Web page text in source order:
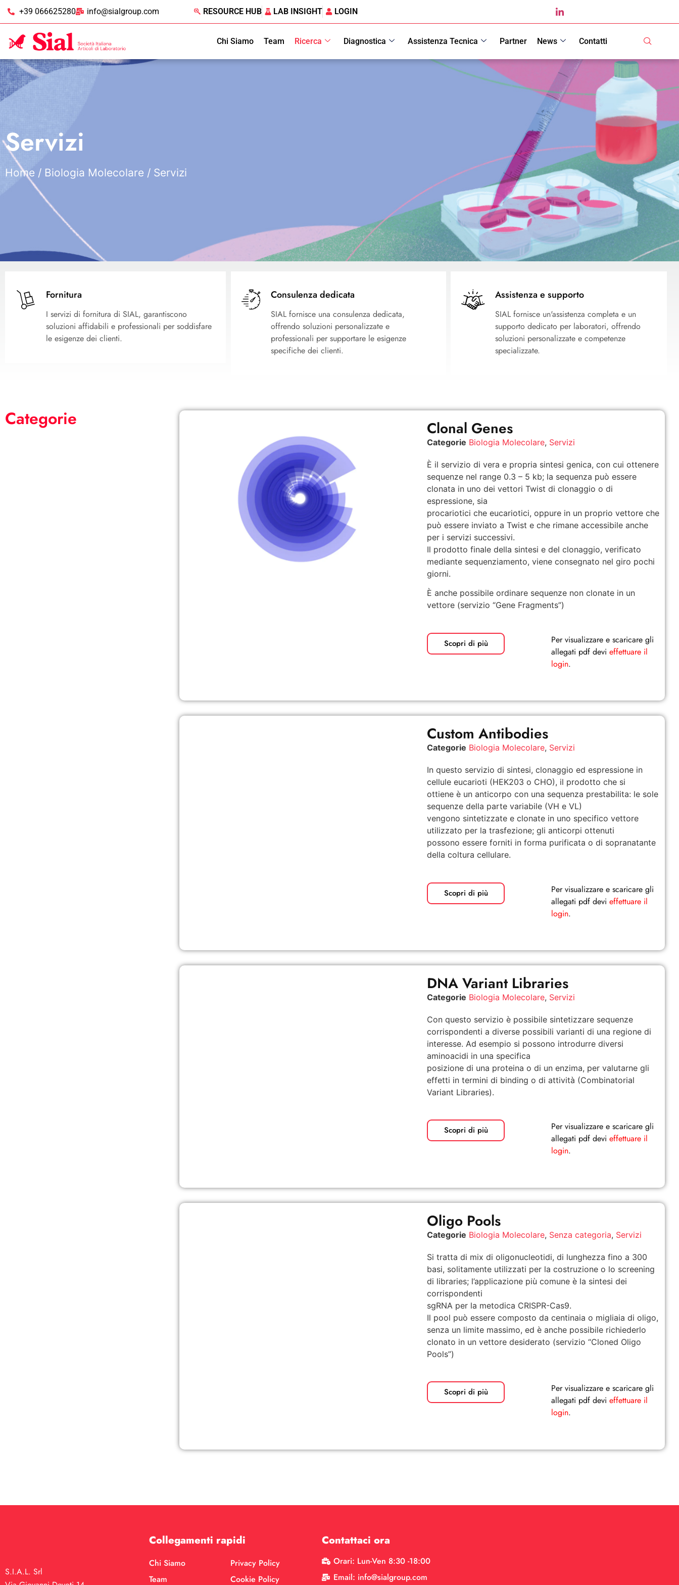
+39 066625280 info@sialgroup.com RESOURCE HUB LAB INSIGHT LOGIN
Chi Siamo Team Ricerca Diagnostica Assistenza Tecnica Partner News Contatti
Servizi
Home / Biologia Molecolare / Servizi
Fornitura
I servizi di fornitura di SIAL, garantiscono
soluzioni affidabili e professionali per soddisfare
le esigenze dei clienti.
Consulenza dedicata
SIAL fornisce una consulenza dedicata,
offrendo soluzioni personalizzate e
professionali per supportare le esigenze
specifiche dei clienti.
Assistenza e supporto
SIAL fornisce un'assistenza completa e un
supporto dedicato per laboratori, offrendo
soluzioni personalizzate e competenze
specializzate.
Categorie Clonal Genes
Categorie Biologia Molecolare, Servizi
È il servizio di vera e propria sintesi genica, con cui ottenere
sequenze nel range 0.3 – 5 kb; la sequenza può essere
clonata in uno dei vettori Twist di clonaggio o di
espressione, sia
procariotici che eucariotici, oppure in un proprio vettore che
può essere inviato a Twist e che rimane accessibile anche
per i servizi successivi.
Il prodotto finale della sintesi e del clonaggio, verificato
mediante sequenziamento, viene consegnato nel giro pochi
giorni.
È anche possibile ordinare sequenze non clonate in un
vettore (servizio “Gene Fragments”)
Scopri di più
Per visualizzare e scaricare gli
allegati pdf devi effettuare il
login.
Custom Antibodies
Categorie Biologia Molecolare, Servizi
In questo servizio di sintesi, clonaggio ed espressione in
cellule eucarioti (HEK203 o CHO), il prodotto che si
ottiene è un anticorpo con una sequenza prestabilita: le sole
sequenze della parte variabile (VH e VL)
vengono sintetizzate e clonate in uno specifico vettore
utilizzato per la trasfezione; gli anticorpi ottenuti
possono essere forniti in forma purificata o di sopranatante
della coltura cellulare.
Scopri di più
Per visualizzare e scaricare gli
allegati pdf devi effettuare il
login.
DNA Variant Libraries
Categorie Biologia Molecolare, Servizi
Con questo servizio è possibile sintetizzare sequenze
corrispondenti a diverse possibili varianti di una regione di
interesse. Ad esempio si possono introdurre diversi
aminoacidi in una specifica
posizione di una proteina o di un enzima, per valutarne gli
effetti in termini di binding o di attività (Combinatorial
Variant Libraries).
Scopri di più
Per visualizzare e scaricare gli
allegati pdf devi effettuare il
login.
Oligo Pools
Categorie Biologia Molecolare, Senza categoria, Servizi
Si tratta di mix di oligonucleotidi, di lunghezza fino a 300
basi, solitamente utilizzati per la costruzione o lo screening
di libraries; l’applicazione più comune è la sintesi dei
corrispondenti
sgRNA per la metodica CRISPR-Cas9.
Il pool può essere composto da centinaia o migliaia di oligo,
senza un limite massimo, ed è anche possibile richiederlo
clonato in un vettore desiderato (servizio “Cloned Oligo
Pools”)
Scopri di più
Per visualizzare e scaricare gli
allegati pdf devi effettuare il
login.
S.I.A.L. Srl
Collegamenti rapidi
Chi Siamo
Team
Privacy Policy
Cookie Policy
Contattaci ora
Orari: Lun-Ven 8:30 -18:00
Email: info@sialgroup.com